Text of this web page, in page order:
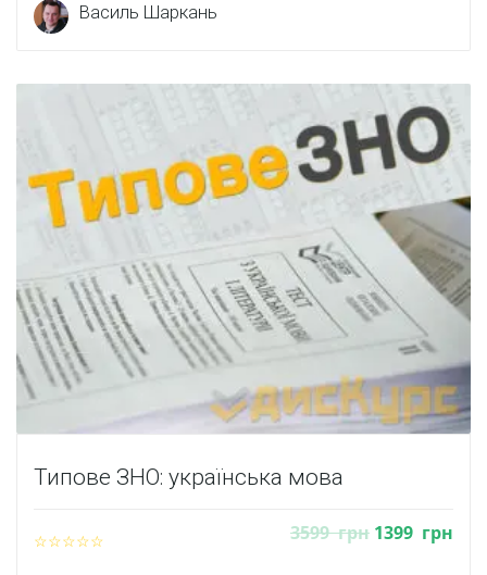
Василь Шаркань
Типове ЗНО: українська мова
3599грн 1399 грн